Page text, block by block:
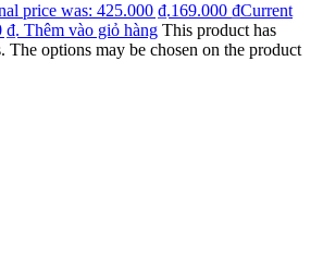
price was: 425.000 ₫.169.000 ₫Current
₫. Thêm vào giỏ hàng This product has
The options may be chosen on the product